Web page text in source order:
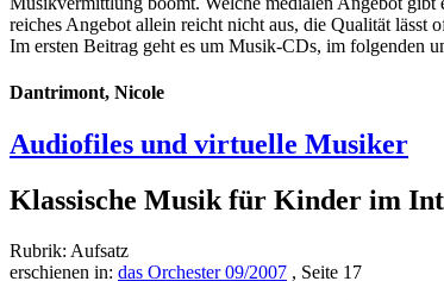
reiches Angebot allein reicht nicht aus, die Qualität lässt
Im ersten Beitrag geht es um Musik-CDs, im folgenden
Dantrimont, Nicole
Audiofiles und virtuelle Musiker
Klassische Musik für Kinder im
Rubrik: Aufsatz
erschienen in: das Orchester 09/2007 , Seite 17